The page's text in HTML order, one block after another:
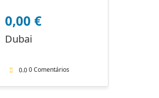
0,00 €
Dubai
0.00 Comentários